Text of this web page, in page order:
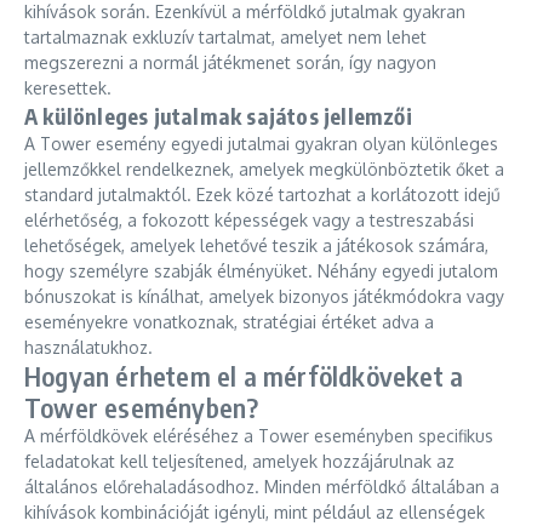
kihívások során. Ezenkívül a mérföldkő jutalmak gyakran
tartalmaznak exkluzív tartalmat, amelyet nem lehet
megszerezni a normál játékmenet során, így nagyon
keresettek.
A különleges jutalmak sajátos jellemzői
A Tower esemény egyedi jutalmai gyakran olyan különleges
jellemzőkkel rendelkeznek, amelyek megkülönböztetik őket a
standard jutalmaktól. Ezek közé tartozhat a korlátozott idejű
elérhetőség, a fokozott képességek vagy a testreszabási
lehetőségek, amelyek lehetővé teszik a játékosok számára,
hogy személyre szabják élményüket. Néhány egyedi jutalom
bónuszokat is kínálhat, amelyek bizonyos játékmódokra vagy
eseményekre vonatkoznak, stratégiai értéket adva a
használatukhoz.
Hogyan érhetem el a mérföldköveket a
Tower eseményben?
A mérföldkövek eléréséhez a Tower eseményben specifikus
feladatokat kell teljesítened, amelyek hozzájárulnak az
általános előrehaladásodhoz. Minden mérföldkő általában a
kihívások kombinációját igényli, mint például az ellenségek